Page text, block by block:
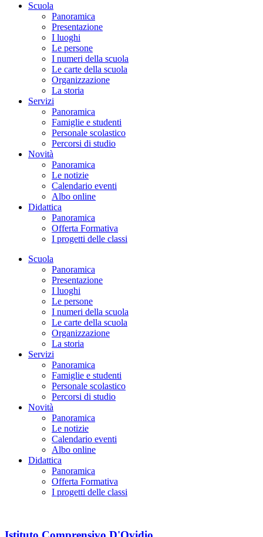
Scuola
Panoramica
Presentazione
I luoghi
Le persone
I numeri della scuola
Le carte della scuola
Organizzazione
La storia
Servizi
Panoramica
Famiglie e studenti
Personale scolastico
Percorsi di studio
Novità
Panoramica
Le notizie
Calendario eventi
Albo online
Didattica
Panoramica
Offerta Formativa
I progetti delle classi
Scuola
Panoramica
Presentazione
I luoghi
Le persone
I numeri della scuola
Le carte della scuola
Organizzazione
La storia
Servizi
Panoramica
Famiglie e studenti
Personale scolastico
Percorsi di studio
Novità
Panoramica
Le notizie
Calendario eventi
Albo online
Didattica
Panoramica
Offerta Formativa
I progetti delle classi